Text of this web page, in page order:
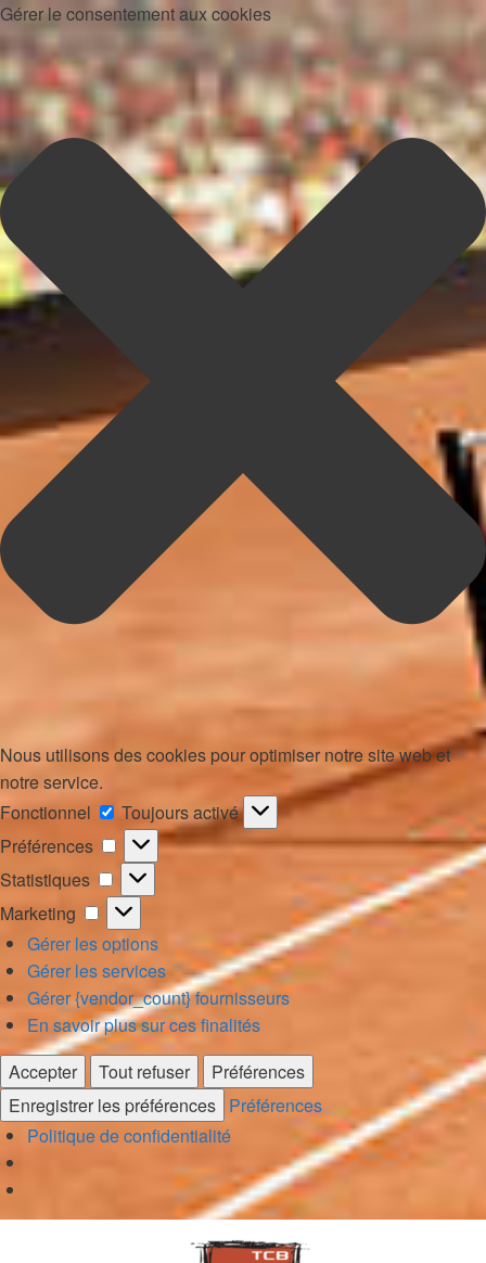
Gérer le consentement aux cookies
Nous utilisons des cookies pour optimiser notre site web et
notre service.
Fonctionnel
Fonctionnel
Toujours activé
Préférences
Préférences
Statistiques
Statistiques
Marketing
Marketing
Gérer les options
Gérer les services
Gérer {vendor_count} fournisseurs
En savoir plus sur ces finalités
Accepter
Tout refuser
Préférences
Enregistrer les préférences Préférences
Politique de confidentialité